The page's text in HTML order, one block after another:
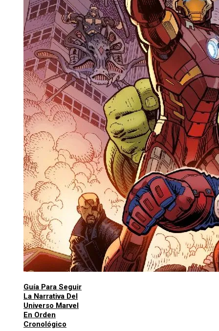
Guía Para Seguir
La Narrativa Del
Universo Marvel
En Orden
Cronológico